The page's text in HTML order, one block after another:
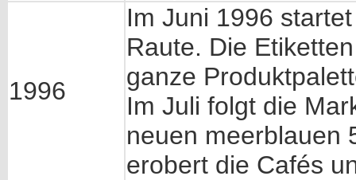
1996
Im Juni 1996
Raute. Die
ganze
Im Juli folgt die
neuen meerblauen
erobert die Cafés